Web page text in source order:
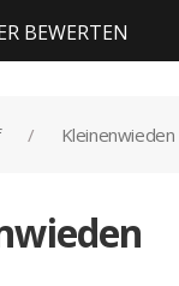
BEWERTEN
Kleinenwieden